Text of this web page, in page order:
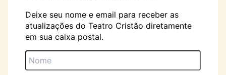
Deixe seu nome e email para receber as
atualizações do Teatro Cristão diretamente
em sua caixa postal.